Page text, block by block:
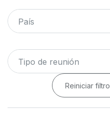
País
Tipo de reunión
Reiniciar filtro